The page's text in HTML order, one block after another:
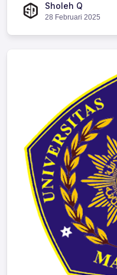
Sholeh Q
28 Februari 2025